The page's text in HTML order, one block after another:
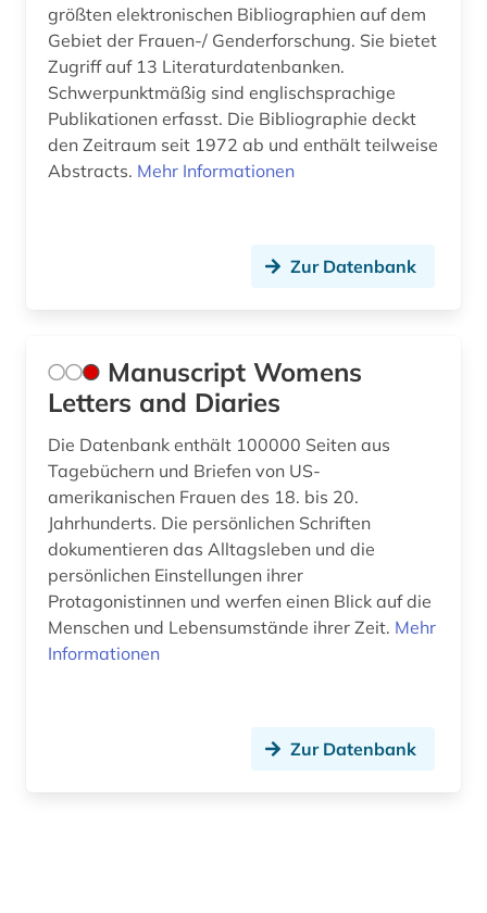
größten elektronischen Bibliographien auf dem
Gebiet der Frauen-/ Genderforschung. Sie bietet
Zugriff auf 13 Literaturdatenbanken.
Schwerpunktmäßig sind englischsprachige
Publikationen erfasst. Die Bibliographie deckt
den Zeitraum seit 1972 ab und enthält teilweise
Abstracts. Mehr Informationen
Zur Datenbank
Manuscript Womens
Letters and Diaries
Die Datenbank enthält 100000 Seiten aus
Tagebüchern und Briefen von US-
amerikanischen Frauen des 18. bis 20.
Jahrhunderts. Die persönlichen Schriften
dokumentieren das Alltagsleben und die
persönlichen Einstellungen ihrer
Protagonistinnen und werfen einen Blick auf die
Menschen und Lebensumstände ihrer Zeit. Mehr
Informationen
Zur Datenbank